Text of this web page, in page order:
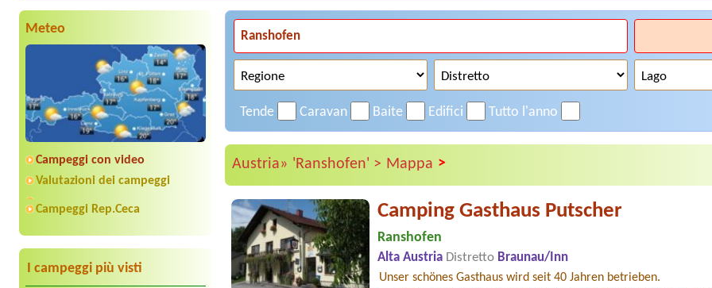
Meteo
Campeggi con video
Valutazioni dei campeggi
Campeggi Rep.Ceca
I campeggi più visti
Tende Caravan Baite Edifici Tutto l'anno
Austria» 'Ranshofen' > Mappa >
Camping Gasthaus Putscher
Ranshofen
Alta Austria Distretto Braunau/Inn
Unser schönes Gasthaus wird seit 40 Jahren betrieben.